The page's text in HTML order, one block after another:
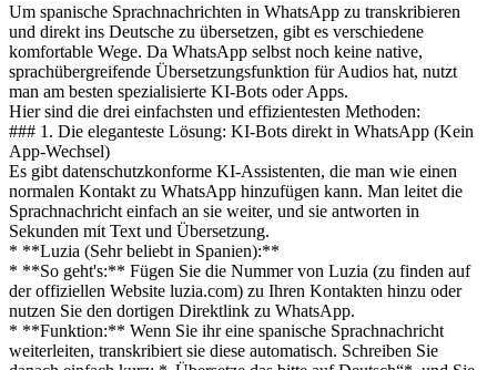
Um spanische Sprachnachrichten in WhatsApp zu transkribieren
und direkt ins Deutsche zu übersetzen, gibt es verschiedene
komfortable Wege. Da WhatsApp selbst noch keine native,
sprachübergreifende Übersetzungsfunktion für Audios hat, nutzt
man am besten spezialisierte KI-Bots oder Apps.
Hier sind die drei einfachsten und effizientesten Methoden:
### 1. Die eleganteste Lösung: KI-Bots direkt in WhatsApp (Kein
App-Wechsel)
Es gibt datenschutzkonforme KI-Assistenten, die man wie einen
normalen Kontakt zu WhatsApp hinzufügen kann. Man leitet die
Sprachnachricht einfach an sie weiter, und sie antworten in
Sekunden mit Text und Übersetzung.
* **Luzia (Sehr beliebt in Spanien):**
* **So geht's:** Fügen Sie die Nummer von Luzia (zu finden auf
der offiziellen Website luzia.com) zu Ihren Kontakten hinzu oder
nutzen Sie den dortigen Direktlink zu WhatsApp.
* **Funktion:** Wenn Sie ihr eine spanische Sprachnachricht
weiterleiten, transkribiert sie diese automatisch. Schreiben Sie